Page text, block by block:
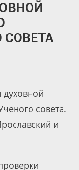
СОВЕТА
духовной
совета.
и